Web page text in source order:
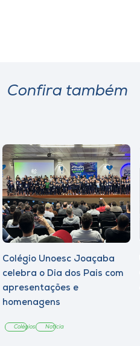
Confira também
Colégio Unoesc Joaçaba
celebra o Dia dos Pais com
apresentações e
homenagens
Colégios Notícia